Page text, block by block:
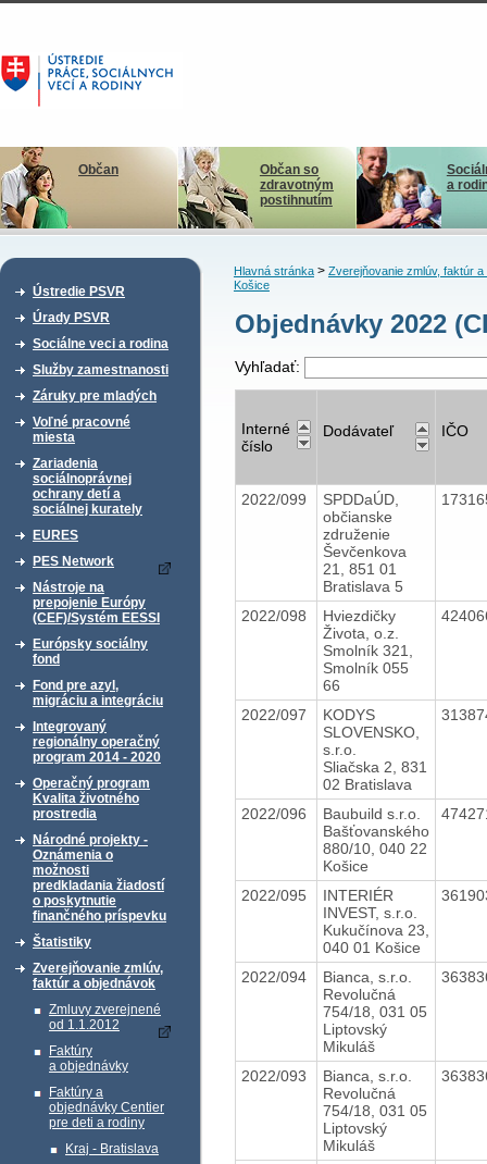
Občan
Občan so
zdravotným
postihnutím
a
Ústredie PSVR
Úrady PSVR
Sociálne veci a rodina
Služby zamestnanosti
Záruky pre mladých
Voľné pracovné
miesta
Zariadenia
sociálnoprávnej
ochrany detí a
sociálnej kurately
EURES
PES Network
Nástroje na
prepojenie Európy
(CEF)/Systém EESSI
Európsky sociálny
fond
Fond pre azyl,
migráciu a integráciu
Integrovaný
regionálny operačný
program 2014 - 2020
Operačný program
Kvalita životného
prostredia
Národné projekty -
Oznámenia o
možnosti
predkladania žiadostí
o poskytnutie
finančného príspevku
Štatistiky
Zverejňovanie zmlúv,
faktúr a objednávok
Zmluvy zverejnené
od 1.1.2012
Faktúry
a objednávky
Faktúry a
objednávky Centier
pre deti a rodiny
Kraj - Bratislava
Hlavná stránka> Zverejňovanie zmlúv, faktúr a
Košice
Objednávky 2022
Vyhľadať:
Interné
číslo
Dodávateľ IČO
2022/099
SPDDaÚD,
občianske
združenie
Ševčenkova
21, 851 01
Bratislava 5
2022/098
Hviezdičky
Života, o.z.
Smolník 321,
Smolník 055
66
2022/097
KODYS
SLOVENSKO,
s.r.o.
Sliačska 2, 831
02 Bratislava
2022/096
Baubuild s.r.o.
Bašťovanského
880/10, 040 22
Košice
2022/095
INTERIÉR
INVEST, s.r.o.
Kukučínova 23,
040 01 Košice
2022/094
Bianca, s.r.o.
Revolučná
754/18, 031 05
Liptovský
Mikuláš
2022/093
Bianca, s.r.o.
Revolučná
754/18, 031 05
Liptovský
Mikuláš